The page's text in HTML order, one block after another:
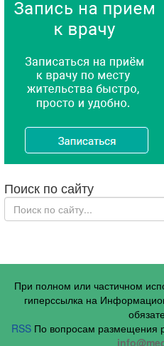
Поиск по сайту
При полном или частичном
гиперссылка на
RSS По вопросам размещения